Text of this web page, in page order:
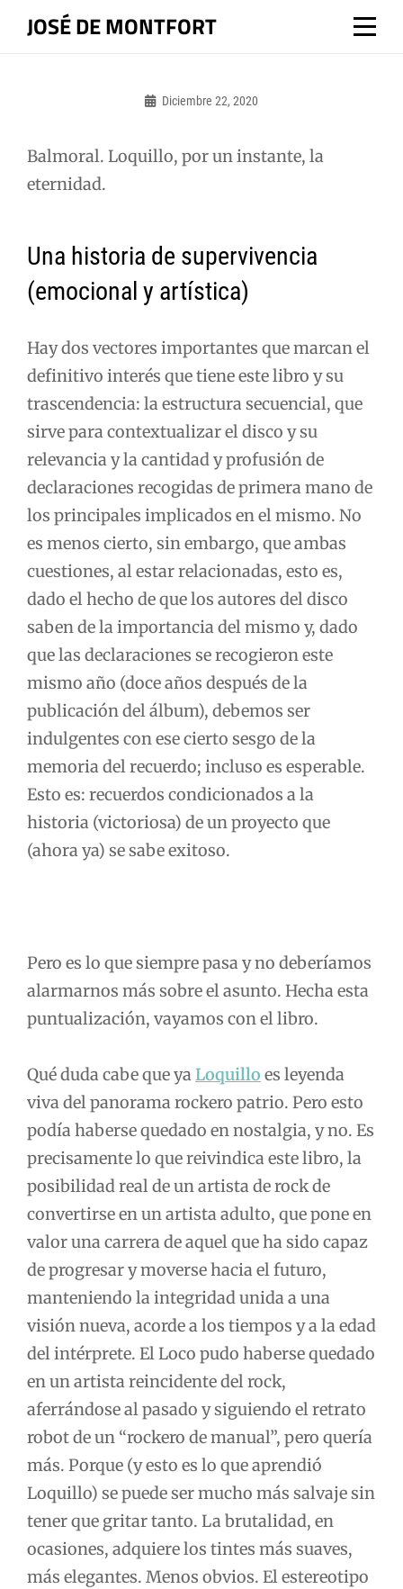
JOSÉ DE MONTFORT
Diciembre 22, 2020
Balmoral. Loquillo, por un instante, la
eternidad.
Una historia de supervivencia
(emocional y artística)
Hay dos vectores importantes que marcan el
definitivo interés que tiene este libro y su
trascendencia: la estructura secuencial, que
sirve para contextualizar el disco y su
relevancia y la cantidad y profusión de
declaraciones recogidas de primera mano de
los principales implicados en el mismo. No
es menos cierto, sin embargo, que ambas
cuestiones, al estar relacionadas, esto es,
dado el hecho de que los autores del disco
saben de la importancia del mismo y, dado
que las declaraciones se recogieron este
mismo año (doce años después de la
publicación del álbum), debemos ser
indulgentes con ese cierto sesgo de la
memoria del recuerdo; incluso es esperable.
Esto es: recuerdos condicionados a la
historia (victoriosa) de un proyecto que
(ahora ya) se sabe exitoso.
Pero es lo que siempre pasa y no deberíamos
alarmarnos más sobre el asunto. Hecha esta
puntualización, vayamos con el libro.
Qué duda cabe que yaLoquillo es leyenda
viva del panorama rockero patrio. Pero esto
podía haberse quedado en nostalgia, y no. Es
precisamente lo que reivindica este libro, la
posibilidad real de un artista de rock de
convertirse en un artista adulto, que pone en
valor una carrera de aquel que ha sido capaz
de progresar y moverse hacia el futuro,
manteniendo la integridad unida a una
visión nueva, acorde a los tiempos y a la edad
del intérprete. El Loco pudo haberse quedado
en un artista reincidente del rock,
aferrándose al pasado y siguiendo el retrato
robot de un “rockero de manual”, pero quería
más. Porque (y esto es lo que aprendió
Loquillo) se puede ser mucho más salvaje sin
tener que gritar tanto. La brutalidad, en
ocasiones, adquiere los tintes más suaves,
más elegantes. Menos obvios. El estereotipo